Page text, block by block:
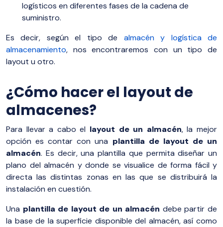
logísticos en diferentes fases de la cadena de
suministro.
Es decir, según el tipo de almacén y logística de
almacenamiento, nos encontraremos con un tipo de
layout u otro.
¿Cómo hacer el layout de
almacenes?
Para llevar a cabo el layout de un almacén, la mejor
opción es contar con una plantilla de layout de un
almacén. Es decir, una plantilla que permita diseñar un
plano del almacén y donde se visualice de forma fácil y
directa las distintas zonas en las que se distribuirá la
instalación en cuestión.
Una plantilla de layout de un almacén debe partir de
la base de la superficie disponible del almacén, así como